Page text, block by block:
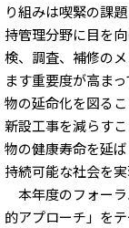
り組みは喫緊の課
持管理分野に目を
検、調査、補修の
ます重要度が高ま
物の延命化を図る
新設工事を減らす
物の健康寿命を延
持続可能な社会を
本年度のフォー
的アプローチ」を